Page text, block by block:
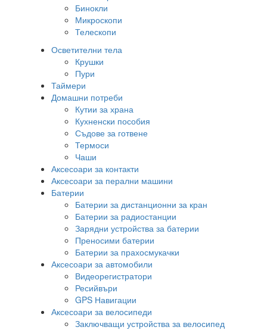
Бинокли
Микроскопи
Телескопи
Осветителни тела
Крушки
Пури
Таймери
Домашни потреби
Кутии за храна
Кухненски пособия
Съдове за готвене
Термоси
Чаши
Аксесоари за контакти
Аксесоари за перални машини
Батерии
Батерии за дистанционни за кран
Батерии за радиостанции
Зарядни устройства за батерии
Преносими батерии
Батерии за прахосмукачки
Аксесоари за автомобили
Видеорегистратори
Ресийвъри
GPS Навигации
Аксесоари за велосипеди
Заключващи устройства за велосипед